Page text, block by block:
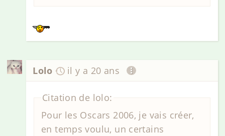
Lolo il y a 20 ans
Citation de lolo:
Pour les Oscars 2006, je vais créer,
en temps voulu, un certains